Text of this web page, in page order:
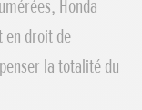
Honda
en droit de
la totalité du